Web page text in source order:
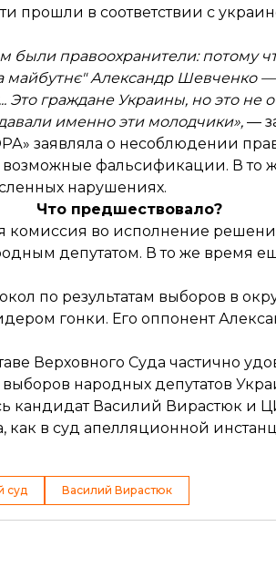
прошли в соответствии с
были правоохранители: потому
майбутнє" Александр Шевченко —
Это граждане Украины, но это
именно эти молодчики», —
заявляла о несоблюдении
фальсификации. В то
нарушениях.
Что предшествовало?
комиссия во исполнение
депутатом. В то же время
по результатам выборов в
гонки. Его оппонент
Верховного Суда частично
выборов народных депутатов
кандидат Василий Вирастюк и
как в суд апелляционной
суд Василий Вирастюк